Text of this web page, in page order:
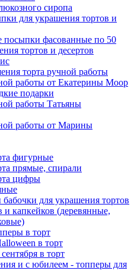
сиропа
для украшения тортов и
посыпки фасованные по 50
тортов и десертов
торта ручной работы
работы от Екатерины Моор
подарки
работы Татьяны
работы от Марины
фигурные
прямые, спирали
цифры
для украшения тортов
и капкейков (деревянные,
в торт
в торт
в торт
и с юбилеем - топперы для